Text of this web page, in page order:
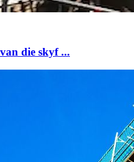
die skyf ...